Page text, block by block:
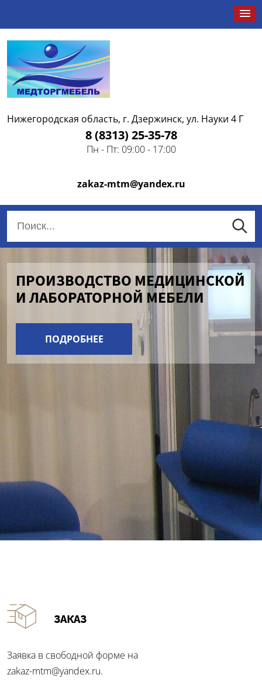
Нижегородская область, г. Дзержинск, ул. Науки 4 Г
8 (8313) 25-35-78
Пн - Пт: 09:00 - 17:00
zakaz-mtm@yandex.ru
ПРОИЗВОДСТВО МЕДИЦИНСКОЙ
И ЛАБОРАТОРНОЙ МЕБЕЛИ
ПОДРОБНЕЕ
ЗАКАЗ
Заявка в свободной форме на
zakaz-mtm@yandex.ru.
ЗАДАТЬ ВОПРОС